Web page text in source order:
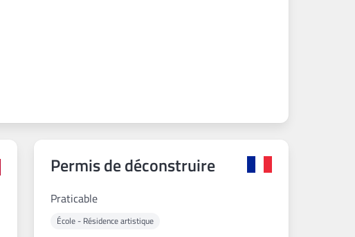
Permis de déconstruire
Praticable
École - Résidence artistique